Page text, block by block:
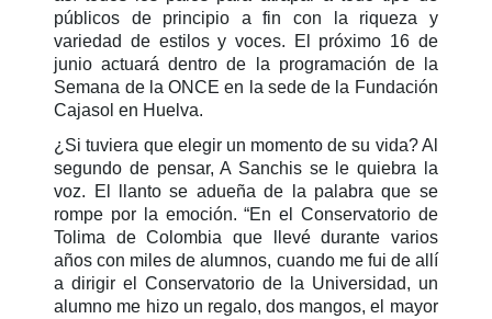
públicos de principio a fin con la riqueza y
variedad de estilos y voces. El próximo 16 de
junio actuará dentro de la programación de la
Semana de la ONCE en la sede de la Fundación
Cajasol en Huelva.
¿Si tuviera que elegir un momento de su vida? Al
segundo de pensar, A Sanchis se le quiebra la
voz. El llanto se adueña de la palabra que se
rompe por la emoción. “En el Conservatorio de
Tolima de Colombia que llevé durante varios
años con miles de alumnos, cuando me fui de allí
a dirigir el Conservatorio de la Universidad, un
alumno me hizo un regalo, dos mangos, el mayor